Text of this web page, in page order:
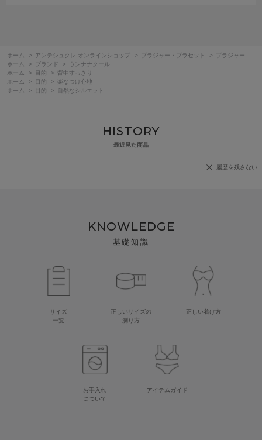
ホーム > アンテシュクレ オンラインショップ > ブラジャー・ブラセット >
ブラジャー
ホーム
> ブランド >
ウンナナクール
ホーム
> 目的 >
背中すっきり
ホーム
> 目的 >
楽なつけ心地
ホーム
> 目的 > 自然なシルエット
HISTORY
最近見た商品
履歴を残さない
KNOWLEDGE
基礎知識
サイズ
一覧
正しいサイズの
測り方
正しい着け方
お手入れ
について
アイテムガイド